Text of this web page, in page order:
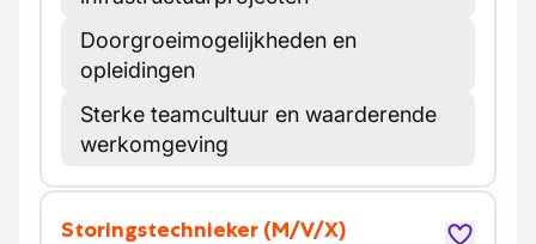
Doorgroeimogelijkheden en
opleidingen
Sterke teamcultuur en waarderende
werkomgeving
Storingstechnieker (M/V/X)